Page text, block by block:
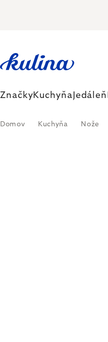
ZnačkyKuchyňa Jedáleň
Domov Kuchyňa Nože